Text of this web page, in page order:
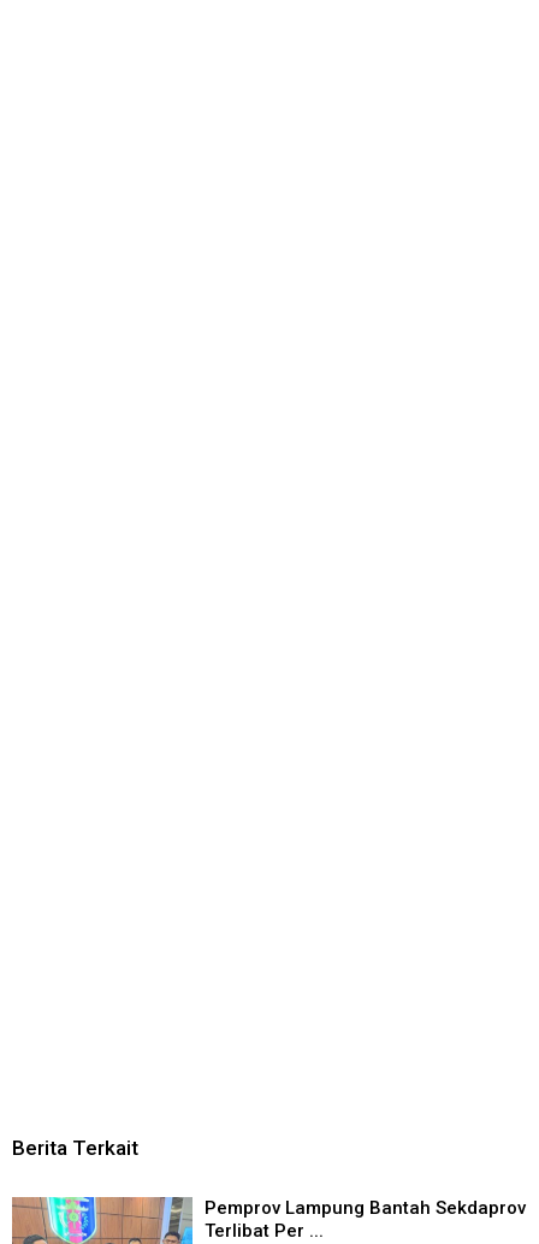
Berita Terkait
Pemprov Lampung Bantah Sekdaprov
Terlibat Per ...